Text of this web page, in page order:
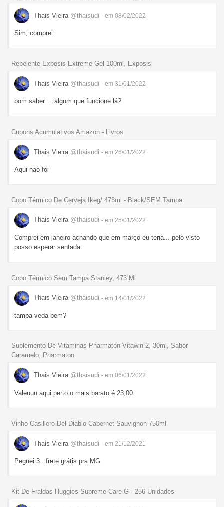
Thais Vieira @thaisudi - em 08/02/2022
Sim, comprei
Repelente Exposis Extreme Gel 100ml, Exposis
Thais Vieira @thaisudi - em 31/01/2022
bom saber.... algum que funcione lá?
Cupons Acumulativos Amazon - Livros
Thais Vieira @thaisudi - em 26/01/2022
Aqui nao foi
Copo Térmico De Cerveja Ikeg/ 473ml - Black/SEM Tampa
Thais Vieira @thaisudi - em 25/01/2022
Comprei em janeiro achando que em março eu teria... pelo visto
posso esperar sentada.
Copo Térmico Sem Tampa Stanley, 473 Ml
Thais Vieira @thaisudi - em 14/01/2022
tampa veda bem?
Suplemento De Vitaminas Pharmaton Vitawin 2, 30ml, Sabor
Caramelo, Pharmaton
Thais Vieira @thaisudi - em 06/01/2022
Valeuuu aqui perto o mais barato é 23,00
Vinho Casillero Del Diablo Cabernet Sauvignon 750ml
Thais Vieira @thaisudi - em 21/12/2021
Peguei 3...frete grátis pra MG
Kit De Fraldas Huggies Supreme Care G - 256 Unidades